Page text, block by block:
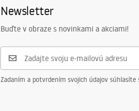
Newsletter
Buďte v obraze s novinkami a akciami!
Zadaním a potvrdením svojich údajov